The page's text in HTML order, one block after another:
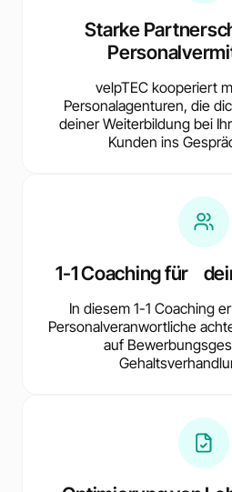
Starke
velpTEC kooperiert
Personalagenturen, die
deiner Weiterbildung bei
Kunden ins
1-1 Coaching für
In diesem 1-1 Coaching
Personalveranwortliche
auf